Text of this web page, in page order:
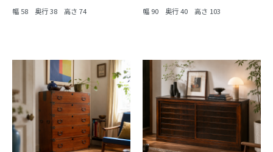
幅 58 奥行 38 高さ 74 幅 90 奥行 40 高さ 103